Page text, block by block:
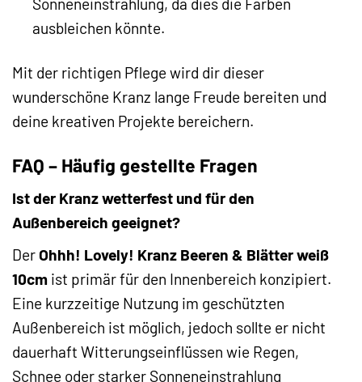
ausbleichen könnte.
Mit der richtigen Pflege wird dir dieser
wunderschöne Kranz lange Freude bereiten und
deine kreativen Projekte bereichern.
FAQ – Häufig gestellte Fragen
Ist der Kranz wetterfest und für den
Außenbereich geeignet?
DerOhhh! Lovely! Kranz Beeren & Blätter weiß
10cm ist primär für den Innenbereich konzipiert.
Eine kurzzeitige Nutzung im geschützten
Außenbereich ist möglich, jedoch sollte er nicht
dauerhaft Witterungseinflüssen wie Regen,
Schnee oder starker Sonneneinstrahlung